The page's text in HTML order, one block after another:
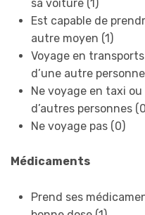
sa voiture (1)
Est capable de
autre moyen (1)
Voyage en
d’une autre
Ne voyage en taxi ou
d’autres personnes
Ne voyage pas (0)
Médicaments
Prend ses